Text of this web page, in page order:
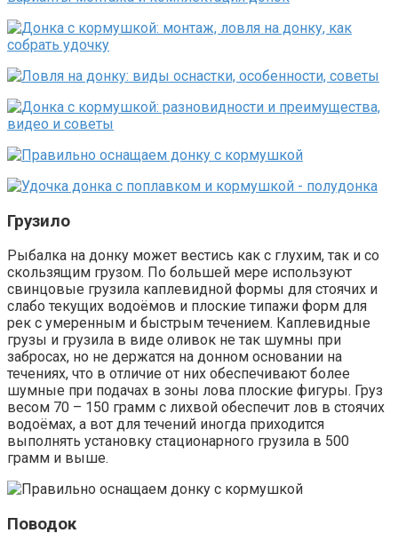
Грузило
Рыбалка на донку может вестись как с глухим, так и со
скользящим грузом. По большей мере используют
свинцовые грузила каплевидной формы для стоячих и
слабо текущих водоёмов и плоские типажи форм для
рек с умеренным и быстрым течением. Каплевидные
грузы и грузила в виде оливок не так шумны при
забросах, но не держатся на донном основании на
течениях, что в отличие от них обеспечивают более
шумные при подачах в зоны лова плоские фигуры. Груз
весом 70 – 150 грамм с лихвой обеспечит лов в стоячих
водоёмах, а вот для течений иногда приходится
выполнять установку стационарного грузила в 500
грамм и выше.
Поводок